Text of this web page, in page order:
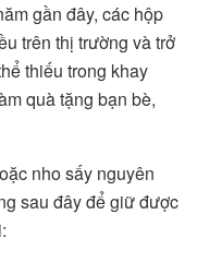
gần đây, các hộp
trên thị trường và trở
thiếu trong khay
quà tặng bạn bè,
nho sấy nguyên
sau đây để giữ được